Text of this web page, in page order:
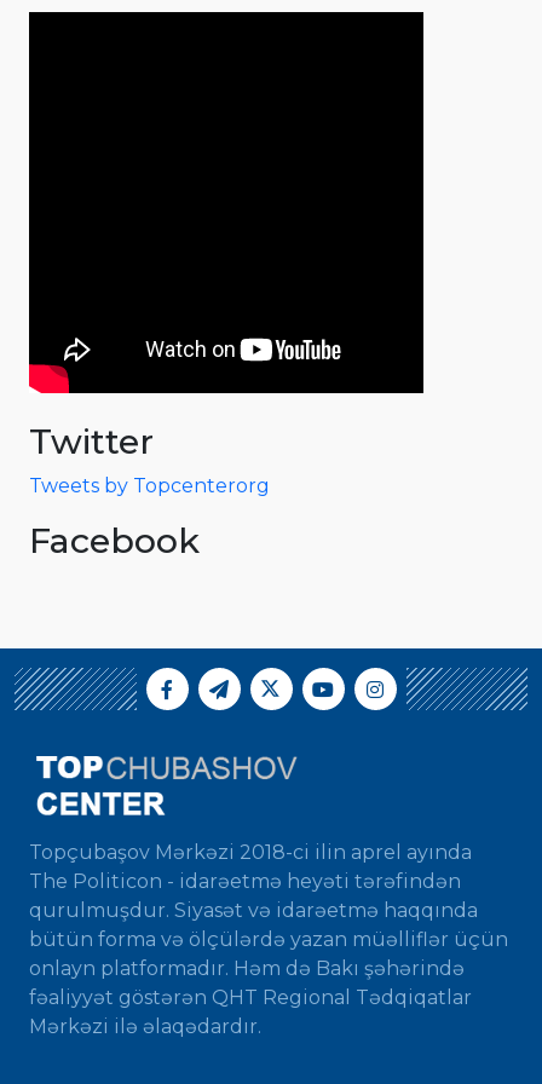
Twitter
Tweets by Topcenterorg
Facebook
Topçubaşov Mərkəzi 2018-ci ilin aprel ayında
The Politicon - idarəetmə heyəti tərəfindən
qurulmuşdur. Siyasət və idarəetmə haqqında
bütün forma və ölçülərdə yazan müəlliflər üçün
onlayn platformadır. Həm də Bakı şəhərində
fəaliyyət göstərən QHT Regional Tədqiqatlar
Mərkəzi ilə əlaqədardır.